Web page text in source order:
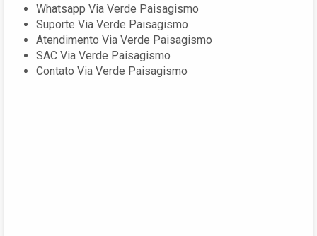
Whatsapp Via Verde Paisagismo
Suporte Via Verde Paisagismo
Atendimento Via Verde Paisagismo
SAC Via Verde Paisagismo
Contato Via Verde Paisagismo